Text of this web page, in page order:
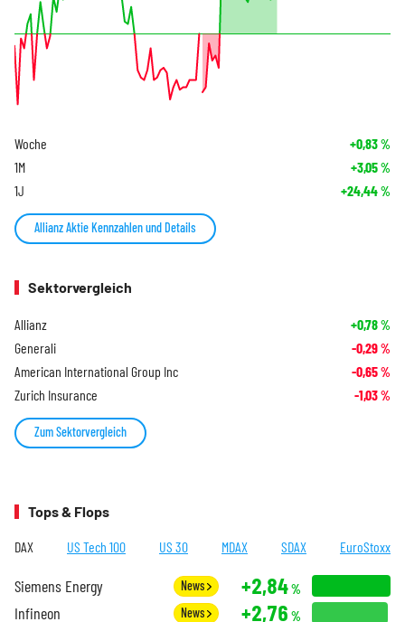
Woche +0,83%
1M +3,05%
1J +24,44%
Allianz Aktie Kennzahlen und Details
Sektorvergleich
Allianz +0,78%
Generali -0,29%
American International Group Inc -0,65%
Zurich Insurance -1,03%
Zum Sektorvergleich
Tops & Flops
DAX US Tech 100 US 30 MDAX SDAX EuroStoxx
Siemens Energy News +2,84%
Infineon News +2,76 %